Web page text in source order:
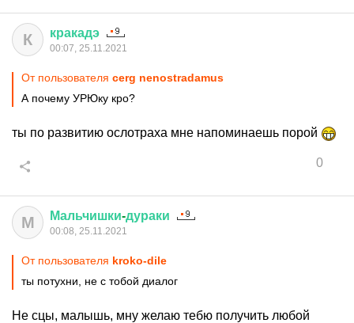
К кракадэ
00:07, 25.11.2021
От пользователя cerg nenostradamus
А почему УРЮку кро?
ты по развитию ослотраха мне напоминаешь порой
0
М Мальчишки-дураки
00:08, 25.11.2021
От пользователя kroko-dile
ты потухни, не с тобой диалог
Не сцы, малышь, мну желаю тебю получить любой